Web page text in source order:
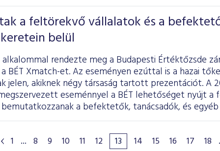
a feltörekvő vállalatok és a
belül
rendezte meg a Budapesti Értéktőzsde
BÉT Xmatch-et. Az eseményen ezúttal is a hazai
jelen, akiknek négy társaság tartott prezentációt. A
eseménnyel a BÉT lehetőséget nyújt
bemutatkozzanak a befektetők, tanácsadók, és
1 ... 8 9 10 11 12 13 14 15 16 17 18